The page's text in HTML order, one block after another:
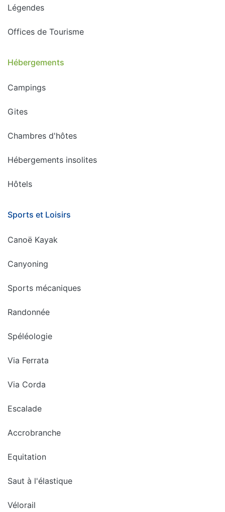
Légendes
Offices de Tourisme
Hébergements
Campings
Gites
Chambres d'hôtes
Hébergements insolites
Hôtels
Sports et Loisirs
Canoë Kayak
Canyoning
Sports mécaniques
Randonnée
Spéléologie
Via Ferrata
Via Corda
Escalade
Accrobranche
Equitation
Saut à l'élastique
Vélorail